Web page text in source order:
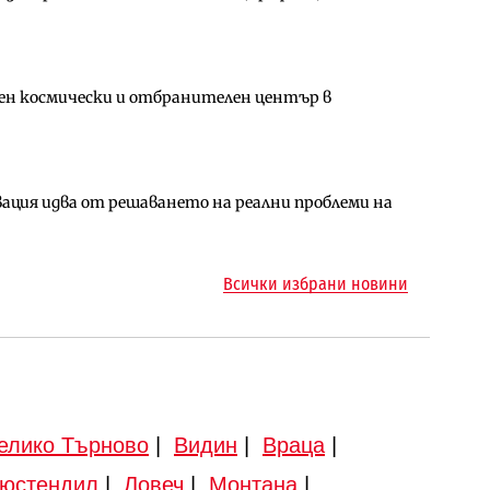
космически и отбранителен център в
идва от решаването на реални проблеми на
придобиване на Euroapi Italy
план за магистралата Русе – Велико
за преместването на трамвайното
езеро става част от бъдещата магистрала
Всички избрани новини
Търново Видин Враца|
Ловеч Монтана|